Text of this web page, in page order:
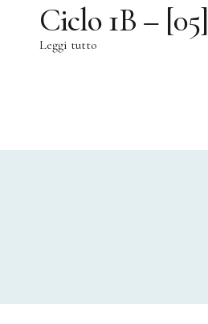
Ciclo 1B – [05]
Leggi tutto